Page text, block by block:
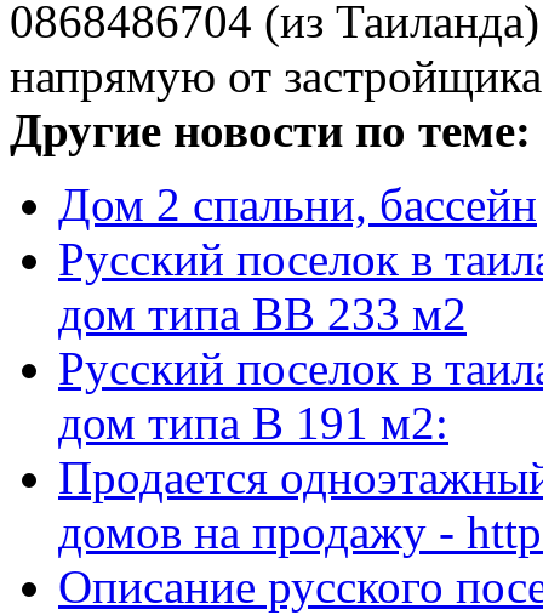
0868486704 (из
напрямую от
Другие новости по теме:
Дом 2 спальни, бассейн
Русский поселок в
дом типа ВВ 233 м2
Русский поселок в
дом типа В 191 м2:
Продается
домов на продажу -
Описание русского